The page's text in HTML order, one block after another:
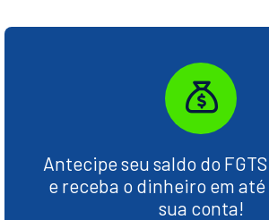
Antecipe seu saldo do
e receba o dinheiro em até
sua conta!